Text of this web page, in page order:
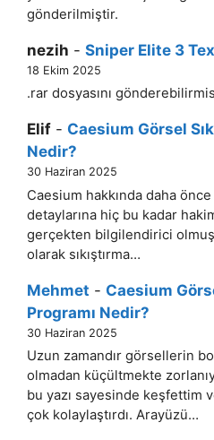
gönderilmiştir.
nezih - Sniper Elite 3
18 Ekim 2025
.rar dosyasını
Elif - Caesium Görsel
Nedir?
30 Haziran 2025
Caesium hakkında daha
detaylarına hiç bu kadar
gerçekten bilgilendirici
olarak sıkıştırma…
Mehmet - Caesium
Programı Nedir?
30 Haziran 2025
Uzun zamandır görsellerin
olmadan küçültmekte
bu yazı sayesinde keşfettim
çok kolaylaştırdı. Arayüzü…